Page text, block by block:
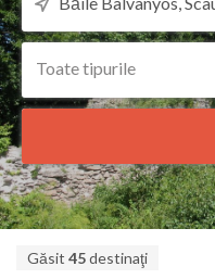
Toate tipurile
Găsit 45destinaţi